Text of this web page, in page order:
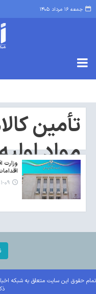
جمعه ۱۶ مرداد ۱۴۰۵
تأمین
مواد
تمام حقوق این سایت متعلق به شبکه اخبار